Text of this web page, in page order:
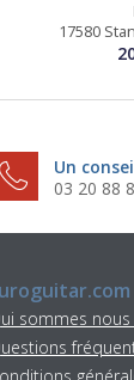
17580
Un
03 20 88
sommes nous